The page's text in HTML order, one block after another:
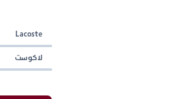
Lacoste
لاكوست